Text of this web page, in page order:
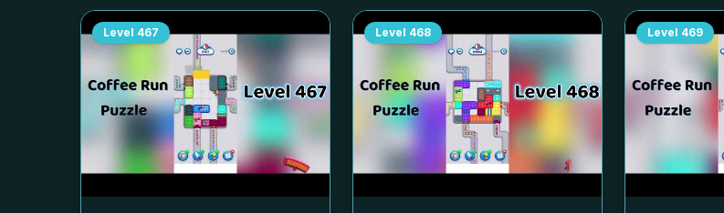
Level 467 Level 468 Level 469